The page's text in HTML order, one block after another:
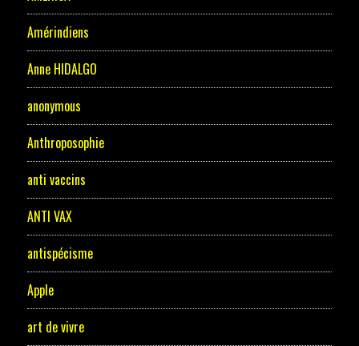
Amérindiens
Anne HIDALGO
anonymous
Anthroposophie
anti vaccins
ANTI VAX
antispécisme
Apple
art de vivre